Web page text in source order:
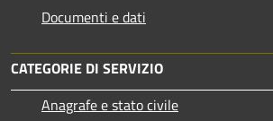
Documenti e dati
CATEGORIE DI SERVIZIO
Anagrafe e stato civile